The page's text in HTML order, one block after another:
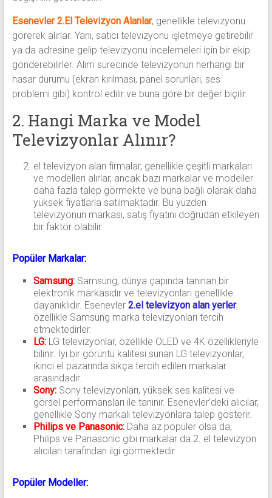
Esenevler 2.El Televizyon Alanlar, genellikle televizyonu
görerek alırlar. Yani, satıcı televizyonu işletmeye getirebilir
ya da adresine gelip televizyonu incelemeleri için bir ekip
gönderebilirler. Alım sürecinde televizyonun herhangi bir
hasar durumu (ekran kırılması, panel sorunları, ses
problemi gibi) kontrol edilir ve buna göre bir değer biçilir.
2. Hangi Marka ve Model
Televizyonlar Alınır?
el televizyon alan firmalar, genellikle çeşitli markaları
ve modelleri alırlar, ancak bazı markalar ve modeller
daha fazla talep görmekte ve buna bağlı olarak daha
yüksek fiyatlarla satılmaktadır. Bu yüzden
televizyonun markası, satış fiyatını doğrudan etkileyen
bir faktör olabilir.
Popüler Markalar:
Samsung:Samsung, dünya çapında tanınan bir
elektronik markasıdır ve televizyonları genellikle
dayanıklıdır. Esenevler 2.el televizyon alan yerler,
özellikle Samsung marka televizyonları tercih
etmektedirler.
LG:LG televizyonlar, özellikle OLED ve 4K özellikleriyle
bilinir. İyi bir görüntü kalitesi sunan LG televizyonlar,
ikinci el pazarında sıkça tercih edilen markalar
arasındadır.
Sony:Sony televizyonları, yüksek ses kalitesi ve
görsel performansları ile tanınır. Esenevler’deki alıcılar,
genellikle Sony markalı televizyonlara talep gösterir.
Philips ve Panasonic:Daha az popüler olsa da,
Philips ve Panasonic gibi markalar da 2. el televizyon
alıcıları tarafından ilgi görmektedir.
Popüler Modeller: